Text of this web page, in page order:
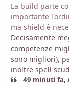
La build parte
importante
ma shield è
Decisamente
competenze
sono migliori),
inoltre spell
49 minuti fa,